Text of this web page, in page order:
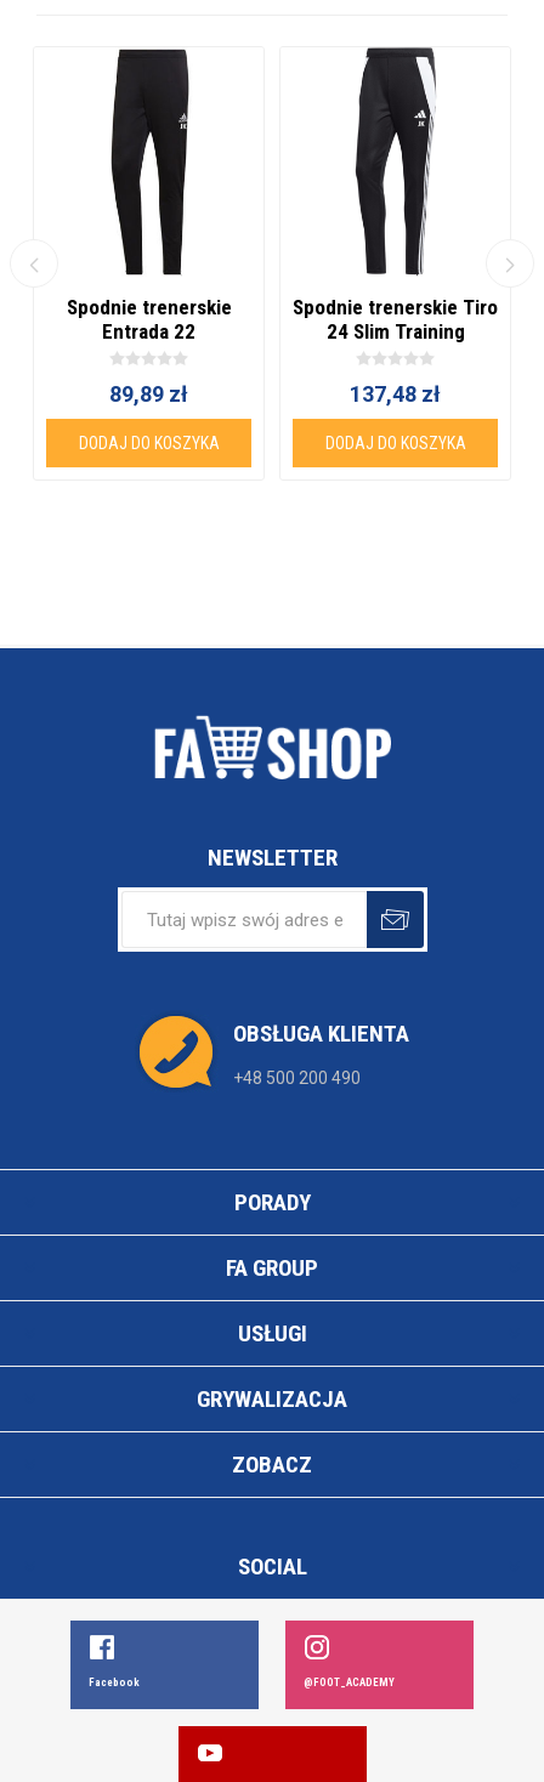
Spodnie trenerskie
Entrada 22
89,89 zł
DODAJ DO KOSZYKA
Spodnie trenerskie Tiro
24 Slim Training
137,48 zł
DODAJ DO KOSZYKA
NEWSLETTER
OBSŁUGA KLIENTA
+48 500 200 490
PORADY
FA GROUP
USŁUGI
GRYWALIZACJA
ZOBACZ
SOCIAL
Facebook @FOOT_ACADEMY